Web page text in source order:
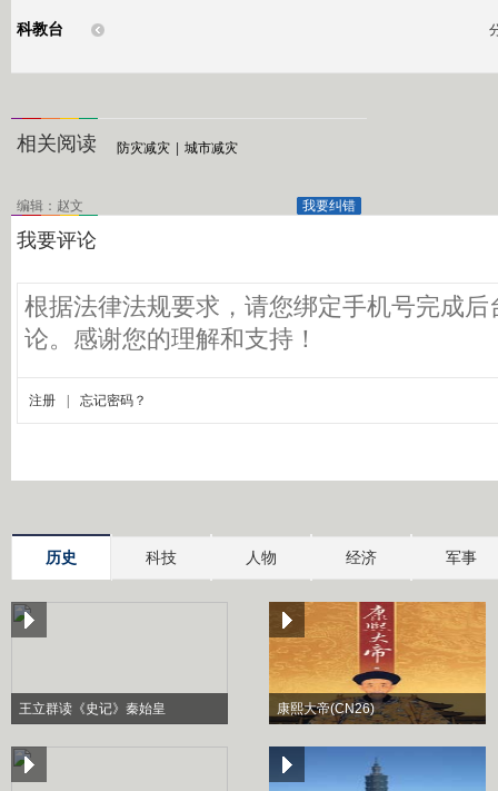
科教台
相关阅读 防灾减灾 城市减灾
我要纠错
编辑：赵文
历史 科技 人物 经济 军事
王立群读《史记》秦始皇 康熙大帝(CN26)